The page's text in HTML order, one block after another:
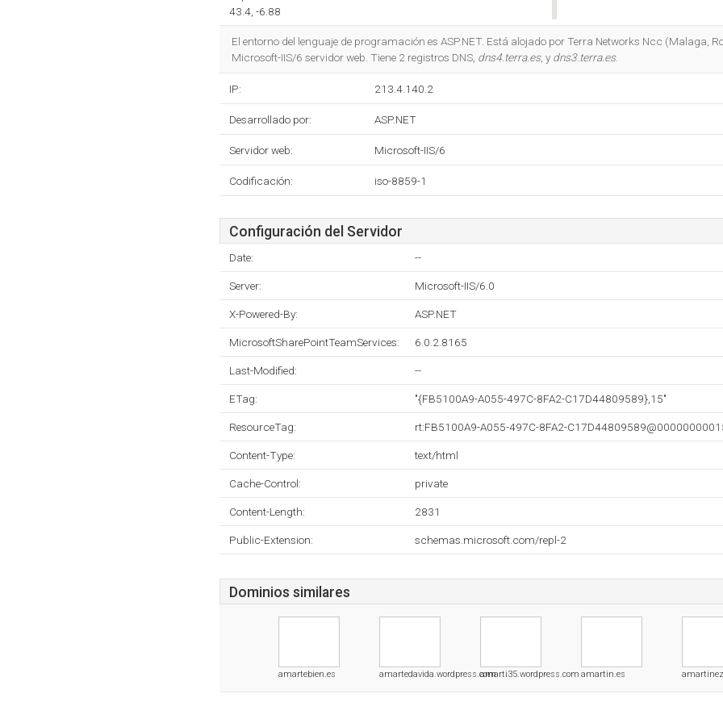
43.4, -6.88
El entorno del lenguaje de programación es ASP.NET. Está alojado por Terra Networks Ncc (Malaga,
Microsoft-IIS/6 servidor web. Tiene 2 registros DNS, dns4.terra.es, y dns3.terra.es.
IP: 213.4.140.2
Desarrollado por: ASP.NET
Servidor web: Microsoft-IIS/6
Codificación: iso-8859-1
Configuración del Servidor
Date: --
Server: Microsoft-IIS/6.0
X-Powered-By: ASP.NET
MicrosoftSharePointTeamServices: 6.0.2.8165
Last-Modified: --
ETag: "{FB5100A9-A055-497C-8FA2-C17D44809589},15"
ResourceTag: rt:FB5100A9-A055-497C-8FA2-
Content-Type: text/html
Cache-Control: private
Content-Length: 2831
Public-Extension: schemas.microsoft.com/repl-2
Dominios similares
amartebien.es amartedavida.wordpress.comamarti35.wordpress.com amartin.es